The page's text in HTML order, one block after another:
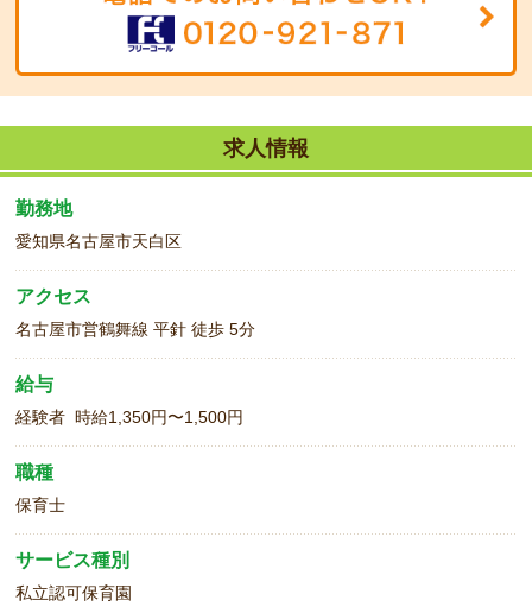
求人情報
勤務地
愛知県名古屋市天白区
アクセス
名古屋市営鶴舞線 平針 徒歩 5分
給与
経験者 時給1,350円〜1,500円
職種
保育士
サービス種別
私立認可保育園